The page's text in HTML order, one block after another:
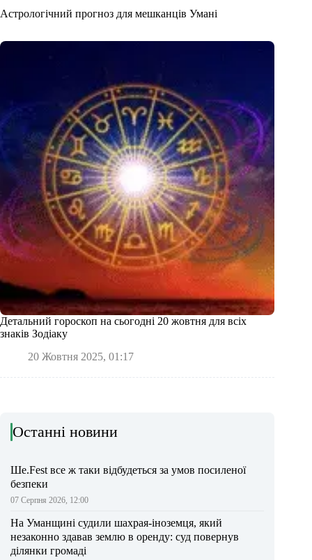
Астрологічний прогноз для мешканців Умані
Детальний гороскоп на сьогодні 20 жовтня для всіх
знаків Зодіаку
20 Жовтня 2025, 01:17
Останні новини
Ше.Fest все ж таки відбудеться за умов посиленої
безпеки
07 Серпня 2026, 12:00
На Уманщині судили шахрая-іноземця, який
незаконно здавав землю в оренду: суд повернув
ділянки громаді